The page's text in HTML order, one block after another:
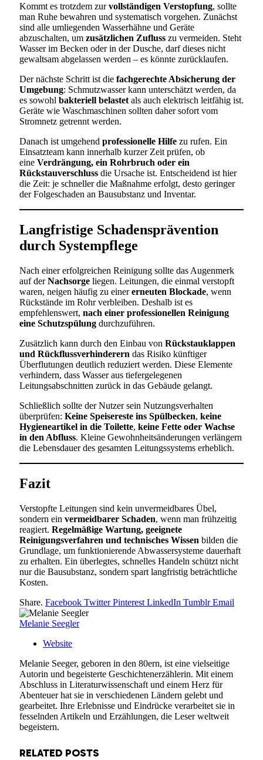
Kommt es trotzdem zurvollständigen Verstopfung, sollte
man Ruhe bewahren und systematisch vorgehen. Zunächst
sind alle umliegenden Wasserhähne und Geräte
abzuschalten, um zusätzlichen Zufluss zu vermeiden. Steht
Wasser im Becken oder in der Dusche, darf dieses nicht
gewaltsam abgelassen werden – es könnte zurücklaufen.
Der nächste Schritt ist die fachgerechte Absicherung der
Umgebung: Schmutzwasser kann unterschätzt werden, da
es sowohl bakteriell belastetals auch elektrisch leitfähig ist.
Geräte wie Waschmaschinen sollten daher sofort vom
Stromnetz getrennt werden.
Danach ist umgehend professionelle Hilfe zu rufen. Ein
Einsatzteam kann innerhalb kurzer Zeit prüfen, ob
eine Verdrängung, ein Rohrbruch oder ein
Rückstauverschluss die Ursache ist. Entscheidend ist hier
die Zeit: je schneller die Maßnahme erfolgt, desto geringer
der Folgeschaden an Bausubstanz und Inventar.
Langfristige Schadensprävention
durch Systempflege
Nach einer erfolgreichen Reinigung sollte das Augenmerk
auf derNachsorge liegen. Leitungen, die einmal verstopft
waren, neigen häufig zu einererneuten Blockade, wenn
Rückstände im Rohr verbleiben. Deshalb ist es
empfehlenswert, nach einer professionellen Reinigung
eine Schutzspülung durchzuführen.
Zusätzlich kann durch den Einbau von Rückstauklappen
und Rückflussverhinderern das Risiko künftiger
Überflutungen deutlich reduziert werden. Diese Elemente
verhindern, dass Wasser aus tiefergelegenen
Leitungsabschnitten zurück in das Gebäude gelangt.
Schließlich sollte der Nutzer sein Nutzungsverhalten
überprüfen: Keine Speisereste ins Spülbecken, keine
Hygieneartikel in die Toilette, keine Fette oder Wachse
in den Abfluss. Kleine Gewohnheitsänderungen verlängern
die Lebensdauer des gesamten Leitungssystems erheblich.
Fazit
Verstopfte Leitungen sind kein unvermeidbares Übel,
sondern ein vermeidbarer Schaden, wenn man frühzeitig
reagiert. Regelmäßige Wartung, geeignete
Reinigungsverfahren und technisches Wissen bilden die
Grundlage, um funktionierende Abwassersysteme dauerhaft
zu erhalten. Ein überlegtes, schnelles Handeln schützt nicht
nur die Bausubstanz, sondern spart langfristig beträchtliche
Kosten.
Share. Facebook Twitter Pinterest LinkedIn Tumblr Email
Melanie Seegler
Website
Melanie Seeger, geboren in den 80ern, ist eine vielseitige
Autorin und begeisterte Geschichtenerzählerin. Mit einem
Abschluss in Literaturwissenschaft und einem Herz für
Abenteuer hat sie in verschiedenen Ländern gelebt und
gearbeitet. Ihre Erlebnisse und Eindrücke verarbeitet sie in
fesselnden Artikeln und Erzählungen, die Leser weltweit
begeistern.
RELATED POSTS